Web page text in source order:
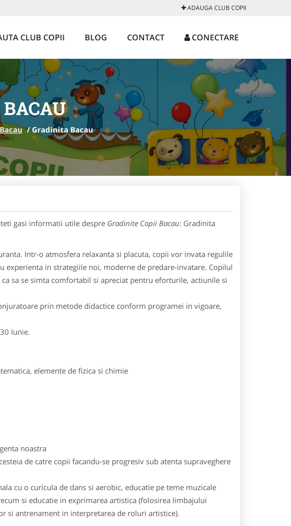
ADAUGA CLUB COPII
CLUB COPII BLOG CONTACT CONECTARE
Bacau /Gradinita Bacau
gasi informatii utile despre Gradinite Copii Bacau: Gradinita
Intr-o atmosfera relaxanta si placuta, copii vor invata regulile
experienta in strategiile noi, moderne de predare-invatare. Copilul
sa se simta comfortabil si apreciat pentru eforturile, actiunile si
prin metode didactice conform programei in vigoare,
Iunie.
elemente de fizica si chimie
noastra
de catre copii facandu-se progresiv sub atenta supraveghere
cu o curicula de dans si aerobic, educatie pe teme muzicale
si educatie in exprimarea artistica (folosirea limbajului
si antrenament in interpretarea de roluri artistice).